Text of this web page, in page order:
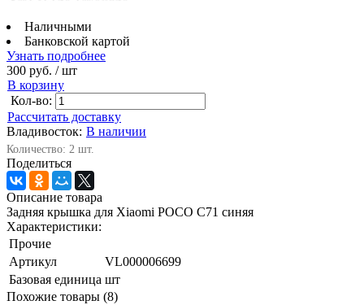
Наличными
Банковской картой
Узнать подробнее
300 руб. / шт
В корзину
Кол-во:
Рассчитать доставку
Владивосток: В наличии
Количество: 2 шт.
Поделиться
Описание товара
Задняя крышка для Xiaomi POCO C71 синяя
Характеристики:
Прочие
Артикул
VL000006699
Базовая единица шт
Похожие товары (8)